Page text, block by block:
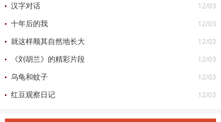
12/03
汉字对话
12/03
十年后的我
12/03
就这样顺其自然地长大
12/03
《刘胡兰》的精彩片段
12/03
乌龟和蚊子
12/03
红豆观察日记